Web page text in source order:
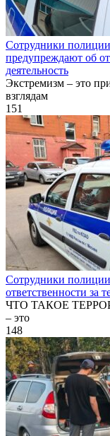
Сотрудники
предупреждают об
деятельность
Экстремизм – это
взглядам
151
Сотрудники
ответственности за
ЧТО ТАКОЕ
– это
148